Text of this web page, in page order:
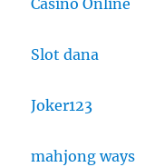
Casino Online
Slot dana
Joker123
mahjong ways